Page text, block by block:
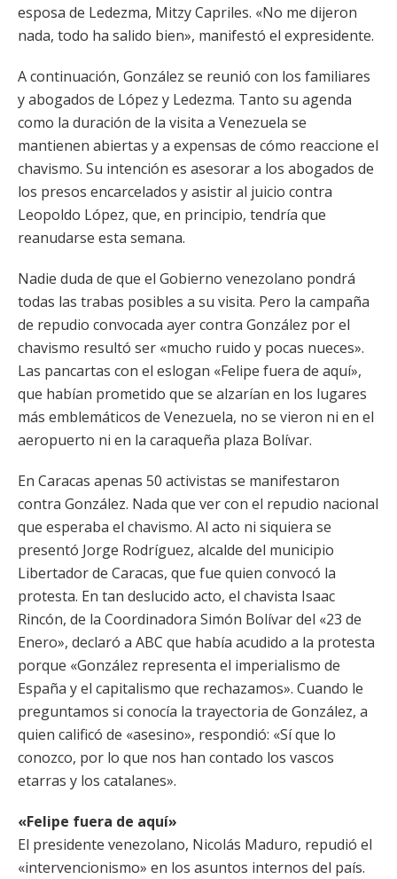
esposa de Ledezma, Mitzy Capriles. «No me dijeron
nada, todo ha salido bien», manifestó el expresidente.
A continuación, González se reunió con los familiares
y abogados de López y Ledezma. Tanto su agenda
como la duración de la visita a Venezuela se
mantienen abiertas y a expensas de cómo reaccione el
chavismo. Su intención es asesorar a los abogados de
los presos encarcelados y asistir al juicio contra
Leopoldo López, que, en principio, tendría que
reanudarse esta semana.
Nadie duda de que el Gobierno venezolano pondrá
todas las trabas posibles a su visita. Pero la campaña
de repudio convocada ayer contra González por el
chavismo resultó ser «mucho ruido y pocas nueces».
Las pancartas con el eslogan «Felipe fuera de aquí»,
que habían prometido que se alzarían en los lugares
más emblemáticos de Venezuela, no se vieron ni en el
aeropuerto ni en la caraqueña plaza Bolívar.
En Caracas apenas 50 activistas se manifestaron
contra González. Nada que ver con el repudio nacional
que esperaba el chavismo. Al acto ni siquiera se
presentó Jorge Rodríguez, alcalde del municipio
Libertador de Caracas, que fue quien convocó la
protesta. En tan deslucido acto, el chavista Isaac
Rincón, de la Coordinadora Simón Bolívar del «23 de
Enero», declaró a ABC que había acudido a la protesta
porque «González representa el imperialismo de
España y el capitalismo que rechazamos». Cuando le
preguntamos si conocía la trayectoria de González, a
quien calificó de «asesino», respondió: «Sí que lo
conozco, por lo que nos han contado los vascos
etarras y los catalanes».
«Felipe fuera de aquí»
El presidente venezolano, Nicolás Maduro, repudió el
«intervencionismo» en los asuntos internos del país.